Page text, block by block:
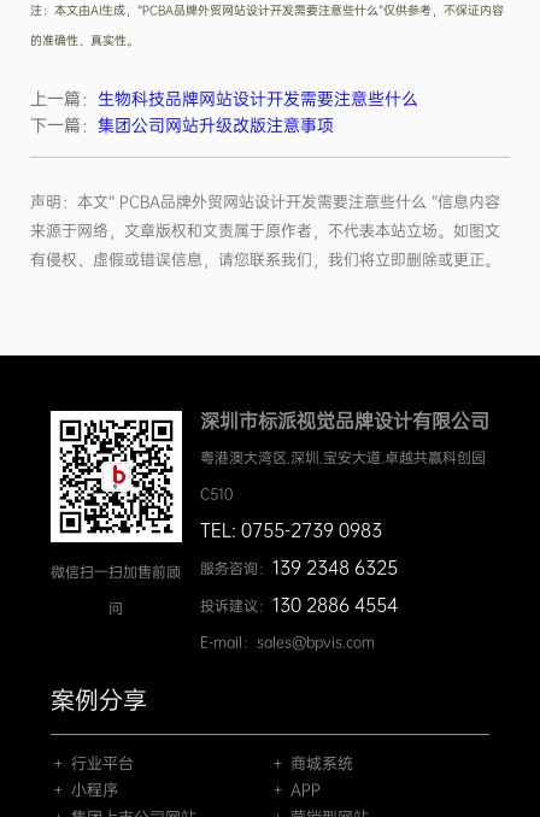
注：本文由AI生成，“PCBA品牌外贸网站设计开发需要注意些什么”仅供参考，不保证内容
的准确性、真实性。
上一篇： 生物科技品牌网站设计开发需要注意些什么
下一篇： 集团公司网站升级改版注意事项
声明：本文“ PCBA品牌外贸网站设计开发需要注意些什么 ”信息内容
来源于网络，文章版权和文责属于原作者，不代表本站立场。如图文
有侵权、虚假或错误信息，请您联系我们，我们将立即删除或更正。
微信扫一扫加售前顾
问
深圳市标派视觉品牌设计有限公司
粤港澳大湾区.深圳.宝安大道.卓越共赢科创园
C510
TEL: 0755-2739 0983
服务咨询： 139 2348 6325
投诉建议： 130 2886 4554
E-mail：sales@bpvis.com
案例分享
＋ 行业平台
＋ 商城系统
＋ 小程序
＋ APP